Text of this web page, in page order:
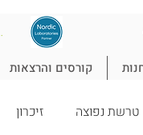
קורסים והרצאות
טרשת נפוצה זיכרון